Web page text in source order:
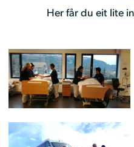
Her får du eit lite